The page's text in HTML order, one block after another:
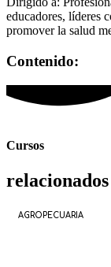
educadores, líderes
promover la salud
Contenido:
Cursos
relacionados
AGROPECUARIA